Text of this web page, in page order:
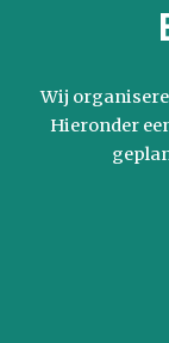
Wij
Hieronder